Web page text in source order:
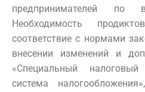
предпринимателей по
Необходимость
соответствие с нормами
внесении изменений и
«Специальный
система